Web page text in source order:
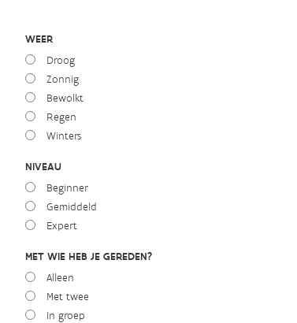
WEER
Droog
Zonnig
Bewolkt
Regen
Winters
NIVEAU
Beginner
Gemiddeld
Expert
MET WIE HEB JE GEREDEN?
Alleen
Met twee
In groep